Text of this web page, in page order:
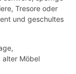
Tresore oder
und geschultes
alter Möbel